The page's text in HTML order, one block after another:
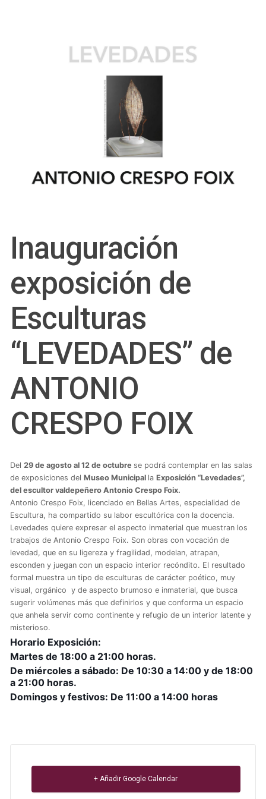
Inauguración
exposición de
Esculturas
“LEVEDADES” de
ANTONIO
CRESPO FOIX
Del 29de agosto al 12 de octubre se podrá contemplar en las salas
de exposiciones del Museo Municipal la Exposición “Levedades”,
del escultor valdepeñero Antonio Crespo Foix.
Antonio Crespo Foix, licenciado en Bellas Artes, especialidad de
Escultura, ha compartido su labor escultórica con la docencia.
Levedades quiere expresar el aspecto inmaterial que muestran los
trabajos de Antonio Crespo Foix. Son obras con vocación de
levedad, que en su ligereza y fragilidad, modelan, atrapan,
esconden y juegan con un espacio interior recóndito. El resultado
formal muestra un tipo de esculturas de carácter poético, muy
visual, orgánico y de aspecto brumoso e inmaterial, que busca
sugerir volúmenes más que definirlos y que conforma un espacio
que anhela servir como continente y refugio de un interior latente y
misterioso.
Horario Exposición:
Martes de 18:00 a 21:00 horas.
De miércoles a sábado: De 10:30 a 14:00 y de 18:00
a 21:00 horas.
Domingos y festivos: De 11:00 a 14:00 horas
+ Añadir Google Calendar